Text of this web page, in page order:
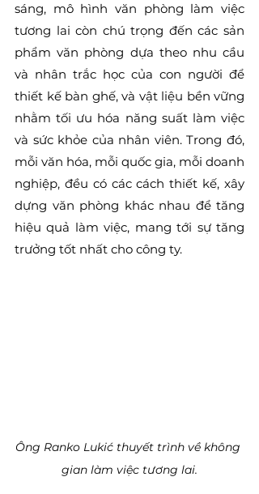
sáng, mô hình văn phòng làm việc
tương lai còn chú trọng đến các sản
phẩm văn phòng dựa theo nhu cầu
và nhân trắc học của con người để
thiết kế bàn ghế, và vật liệu bền vững
nhằm tối ưu hóa năng suất làm việc
và sức khỏe của nhân viên. Trong đó,
mỗi văn hóa, mỗi quốc gia, mỗi doanh
nghiệp, đều có các cách thiết kế, xây
dựng văn phòng khác nhau để tăng
hiệu quả làm việc, mang tới sự tăng
trưởng tốt nhất cho công ty.
Ông Ranko Lukić thuyết trình về không
gian làm việc tương lai.